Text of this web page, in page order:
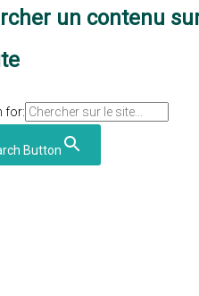
un contenu
for:
Button